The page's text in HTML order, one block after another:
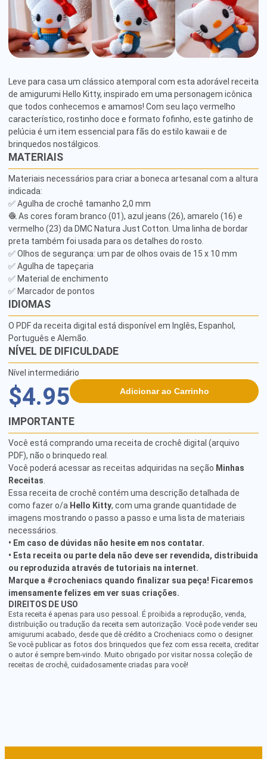
Leve para casa um clássico atemporal com esta adorável receita
de amigurumi Hello Kitty, inspirado em uma personagem icônica
que todos conhecemos e amamos! Com seu laço vermelho
característico, rostinho doce e formato fofinho, este gatinho de
pelúcia é um item essencial para fãs do estilo kawaii e de
brinquedos nostálgicos.
MATERIAIS
Materiais necessários para criar a boneca artesanal com a altura
indicada:
✅ Agulha de crochê tamanho 2,0 mm
🧶 As cores foram branco (01), azul jeans (26), amarelo (16) e
vermelho (23) da DMC Natura Just Cotton. Uma linha de bordar
preta também foi usada para os detalhes do rosto.
✅ Olhos de segurança: um par de olhos ovais de 15 x 10 mm
✅ Agulha de tapeçaria
✅ Material de enchimento
✅ Marcador de pontos
IDIOMAS
O PDF da receita digital está disponível em Inglês, Espanhol,
Português e Alemão.
NÍVEL DE DIFICULDADE
Nível intermediário
$4.95 Adicionar ao Carrinho
IMPORTANTE
Você está comprando uma receita de crochê digital (arquivo
PDF), não o brinquedo real.
Você poderá acessar as receitas adquiridas na seção Minhas
Receitas
Essa receita de crochê contém uma descrição detalhada de
como fazer o/a Hello Kitty, com uma grande quantidade de
imagens mostrando o passo a passo e uma lista de materiais
necessários.
• Em caso de dúvidas não hesite em nos contatar.
• Esta receita ou parte dela não deve ser revendida, distribuida
ou reproduzida através de tutoriais na internet.
Marque a #crocheniacs quando finalizar sua peça! Ficaremos
imensamente felizes em ver suas criações.
DIREITOS DE USO
Esta receita é apenas para uso pessoal. É proibida a reprodução, venda,
distribuição ou tradução da receita sem autorização. Você pode vender seu
amigurumi acabado, desde que dê crédito a Crocheniacs como o designer.
Se você publicar as fotos dos brinquedos que fez com essa receita, creditar
o autor é sempre bem-vindo. Muito obrigado por visitar nossa coleção de
receitas de crochê, cuidadosamente criadas para você!